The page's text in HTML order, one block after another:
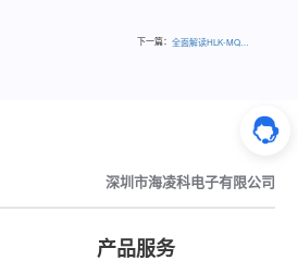
下一篇： 全面解读HLK-MQ75系列宽压输入1/4砖电源模块
深圳市海凌科电子有限公司
产品服务